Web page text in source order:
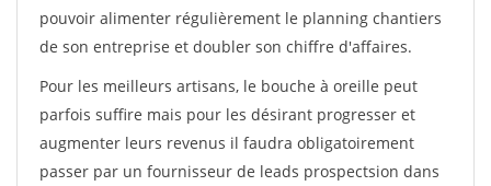
pouvoir alimenter régulièrement le planning chantiers
de son entreprise et doubler son chiffre d'affaires.
Pour les meilleurs artisans, le bouche à oreille peut
parfois suffire mais pour les désirant progresser et
augmenter leurs revenus il faudra obligatoirement
passer par un fournisseur de leads prospectsion dans